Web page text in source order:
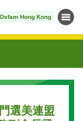
Oxfam Hong Kong Menu
選美連盟